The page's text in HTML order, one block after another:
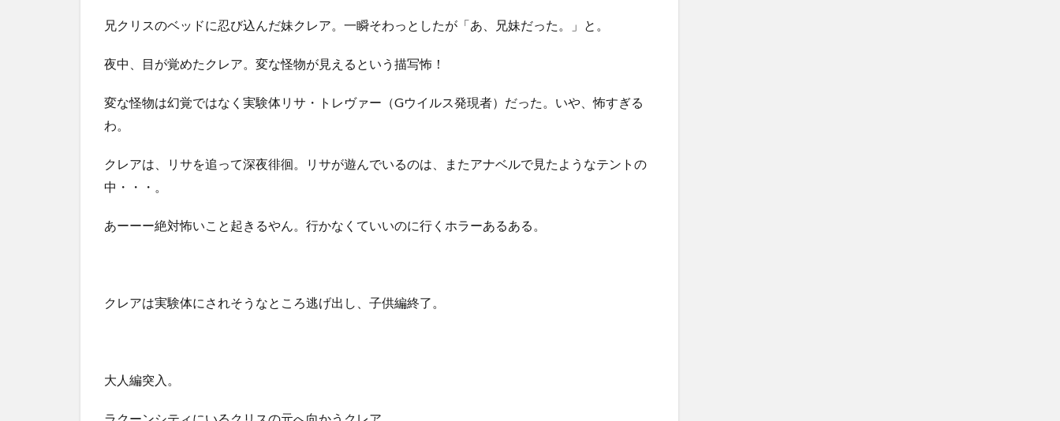
兄クリスのベッドに忍び込んだ妹クレア。一瞬そわっとしたが「あ、兄妹だった。」と。
夜中、目が覚めたクレア。変な怪物が見えるという描写怖！
変な怪物は幻覚ではなく実験体リサ・トレヴァー（Gウイルス発現者）だった。いや、怖すぎる
わ。
クレアは、リサを追って深夜徘徊。リサが遊んでいるのは、またアナベルで見たようなテントの
中・・・。
あーーー絶対怖いこと起きるやん。行かなくていいのに行くホラーあるある。
クレアは実験体にされそうなところ逃げ出し、子供編終了。
大人編突入。
ラクーンシティにいるクリスの元へ向かうクレア。